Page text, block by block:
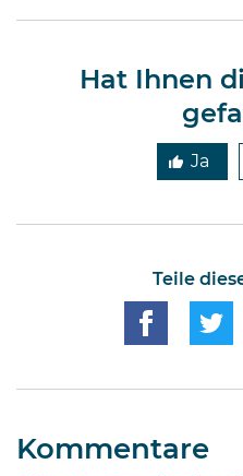
Hat Ihnen
Ja
Teile
Kommentare